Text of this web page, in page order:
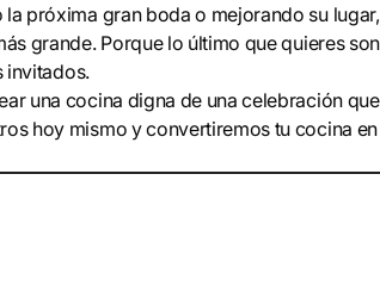
próxima gran boda o mejorando su
grande. Porque lo último que quieres
invitados.
una cocina digna de una celebración
hoy mismo y convertiremos tu cocina